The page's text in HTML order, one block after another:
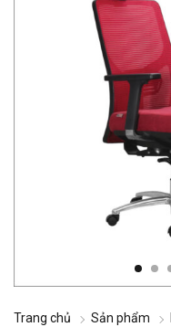
Trang chủ Sản phẩm